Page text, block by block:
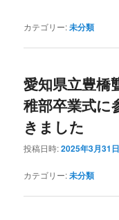
カテゴリー:未分類
愛知県立豊橋
稚部卒業式に
きました
投稿日時:2025年3月31日
カテゴリー:未分類